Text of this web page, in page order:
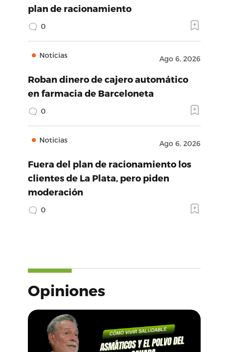
plan de racionamiento
0
Noticias Ago 6, 2026
Roban dinero de cajero automático
en farmacia de Barceloneta
0
Noticias Ago 6, 2026
Fuera del plan de racionamiento los
clientes de La Plata, pero piden
moderación
0
Opiniones